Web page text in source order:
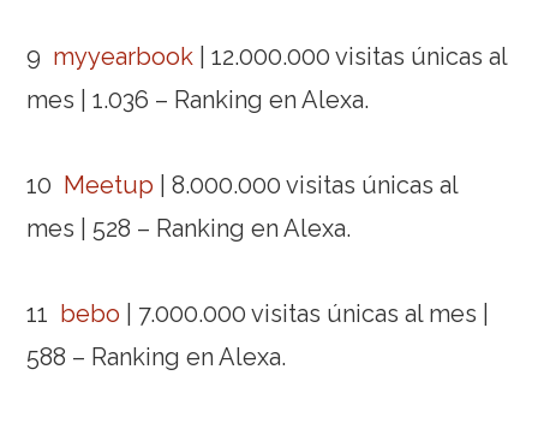
9 myyearbook | 12.000.000 visitas únicas al
mes | 1.036 – Ranking en Alexa.
10 Meetup | 8.000.000 visitas únicas al
mes | 528 – Ranking en Alexa.
11 bebo | 7.000.000 visitas únicas al mes |
588 – Ranking en Alexa.